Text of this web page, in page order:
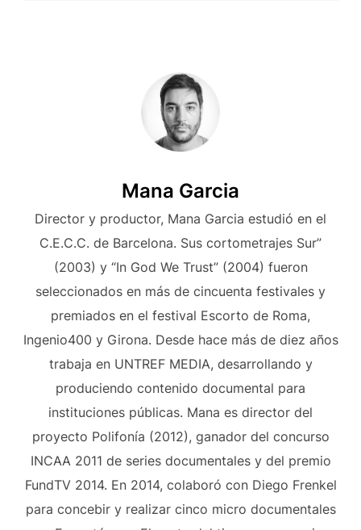
Mana Garcia
Director y productor, Mana Garcia estudió en el
C.E.C.C. de Barcelona. Sus cortometrajes Sur”
(2003) y “In God We Trust” (2004) fueron
seleccionados en más de cincuenta festivales y
premiados en el festival Escorto de Roma,
Ingenio400 y Girona. Desde hace más de diez años
trabaja en UNTREF MEDIA, desarrollando y
produciendo contenido documental para
instituciones públicas. Mana es director del
proyecto Polifonía (2012), ganador del concurso
INCAA 2011 de series documentales y del premio
FundTV 2014. En 2014, colaboró con Diego Frenkel
para concebir y realizar cinco micro documentales